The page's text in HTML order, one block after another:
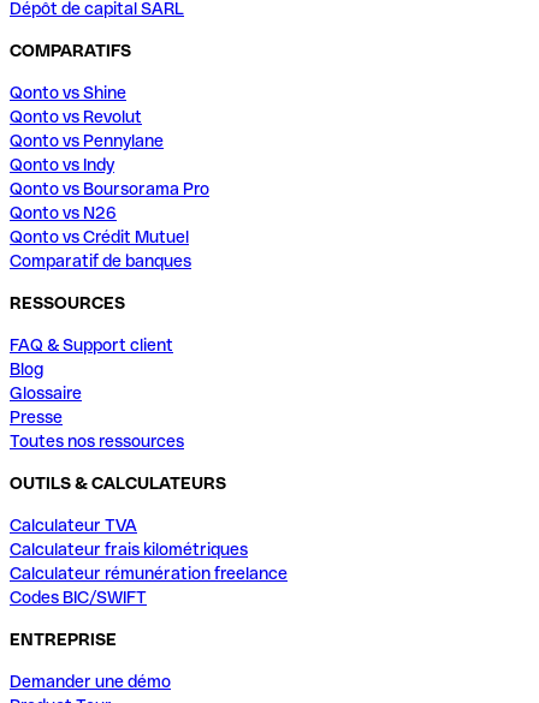
Dépôt de capital SARL
COMPARATIFS
Qonto vs Shine
Qonto vs Revolut
Qonto vs Pennylane
Qonto vs Indy
Qonto vs Boursorama Pro
Qonto vs N26
Qonto vs Crédit Mutuel
Comparatif de banques
RESSOURCES
FAQ & Support client
Blog
Glossaire
Presse
Toutes nos ressources
OUTILS & CALCULATEURS
Calculateur TVA
Calculateur frais kilométriques
Calculateur rémunération freelance
Codes BIC/SWIFT
ENTREPRISE
Demander une démo